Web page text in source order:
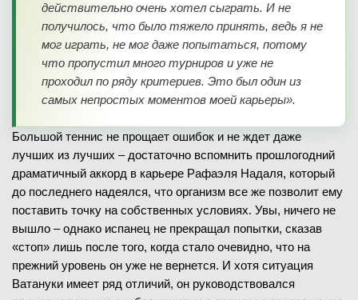
действительно очень хотел сыграть. И не
получилось, что было тяжело принять, ведь я не
мог играть, не мог даже попытаться, потому
что пропустил много турниров и уже не
проходил по ряду критериев. Это был один из
самых непростых моментов моей карьеры».
Большой теннис не прощает ошибок и не ждет даже
лучших из лучших – достаточно вспомнить прошлогодний
драматичный аккорд в карьере Рафаэля Надаля, который
до последнего надеялся, что организм все же позволит ему
поставить точку на собственных условиях. Увы, ничего не
вышло – однако испанец не прекращал попытки, сказав
«стоп» лишь после того, когда стало очевидно, что на
прежний уровень он уже не вернется. И хотя ситуация
Ватануки имеет ряд отличий, он руководствовался